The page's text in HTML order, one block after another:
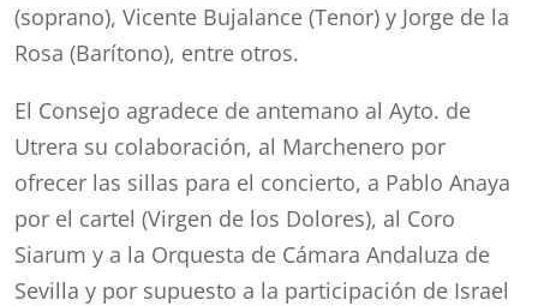
(soprano), Vicente Bujalance (Tenor) y Jorge de la
Rosa (Barítono), entre otros.
El Consejo agradece de antemano al Ayto. de
Utrera su colaboración, al Marchenero por
ofrecer las sillas para el concierto, a Pablo Anaya
por el cartel (Virgen de los Dolores), al Coro
Siarum y a la Orquesta de Cámara Andaluza de
Sevilla y por supuesto a la participación de Israel